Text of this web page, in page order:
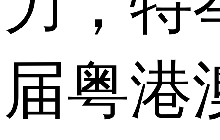
届粤港